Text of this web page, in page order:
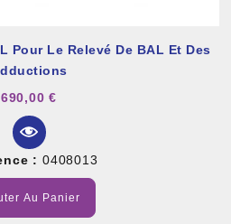
Pour Le Relevé De BAL Et Des
690,00 €
: 0408013
Au Panier